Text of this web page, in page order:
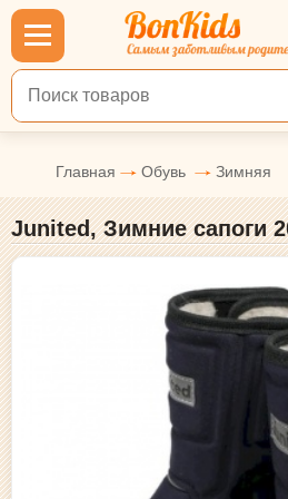
Поиск по товарам
Главная Обувь Зимняя
Junited, Зимние сапоги